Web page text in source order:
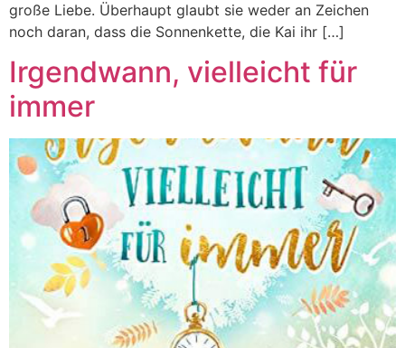
große Liebe. Überhaupt glaubt sie weder an Zeichen
noch daran, dass die Sonnenkette, die Kai ihr […]
Irgendwann, vielleicht für
immer